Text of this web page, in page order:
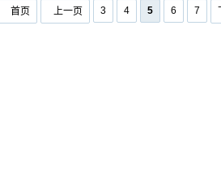
首页 上一页 3 4 5 6 7